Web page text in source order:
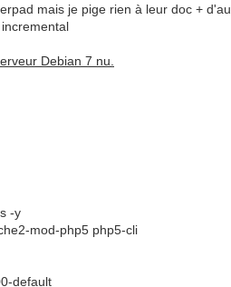
mais je pige rien à leur doc +
Debian 7 nu.
-y
mod-php5 php5-cli
default